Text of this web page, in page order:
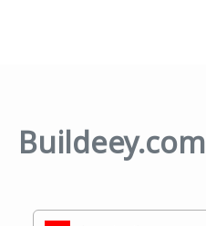
Buildeey.com